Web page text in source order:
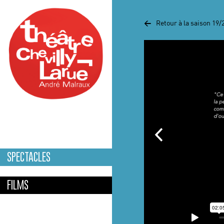
SPECTACLES
FILMS
< Retour à la saison 19/